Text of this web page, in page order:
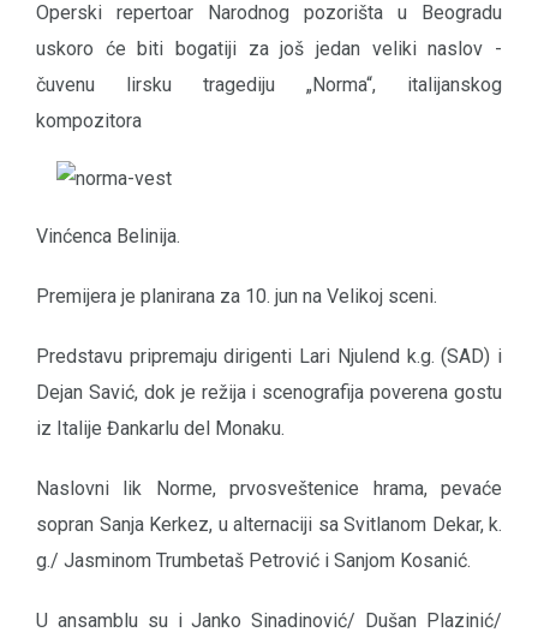
Operski repertoar Narodnog pozorišta u Beogradu
uskoro će biti bogatiji za još jedan veliki naslov -
čuvenu lirsku tragediju „Norma“, italijanskog
kompozitora
Vinćenca Belinija.
Premijera je planirana za 10. jun na Velikoj sceni.
Predstavu pripremaju dirigenti Lari Njulend k.g. (SAD) i
Dejan Savić, dok je režija i scenografija poverena gostu
iz Italije Đankarlu del Monaku.
Naslovni lik Norme, prvosveštenice hrama, pevaće
sopran Sanja Kerkez, u alternaciji sa Svitlanom Dekar, k.
g./ Jasminom Trumbetaš Petrović i Sanjom Kosanić.
U ansamblu su i Janko Sinadinović/ Dušan Plazinić/